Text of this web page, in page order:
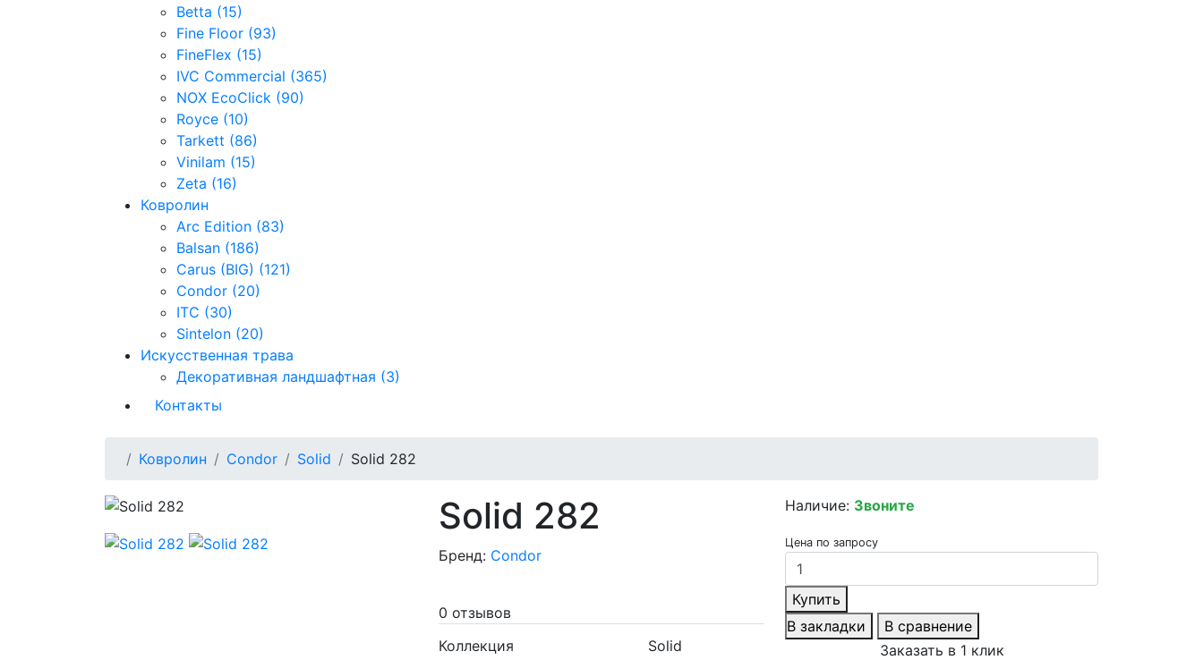
Betta (15)
Fine Floor (93)
FineFlex (15)
IVC Commercial (365)
NOX EcoClick (90)
Royce (10)
Tarkett (86)
Vinilam (15)
Zeta (16)
Ковролин
Arc Edition (83)
Balsan (186)
Carus (BIG) (121)
Condor (20)
ITC (30)
Sintelon (20)
Искусственная трава
Декоративная ландшафтная (3)
Контакты
Ковролин Condor Solid Solid 282
Solid 282
Бренд: Condor
0 отзывов
Коллекция
Solid
Наличие: Звоните
Цена по запросу
Купить
В закладки
В сравнение
Заказать в 1 клик